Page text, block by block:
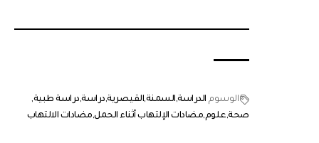
الوسوم الدراسة السمنةالقيصرية دراسة دراسة طبية
صحة علوم مضادات الإلتهاب أثناء الحمل مضادات الالتهاب